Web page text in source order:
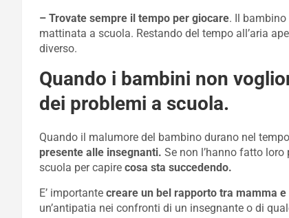
– Trovate sempre il tempo per giocare. Il
mattinata a scuola. Restando del tempo all’aria
diverso.
Quando i bambini non
dei problemi a scuola.
Quando il malumore del bambino durano nel
presente alle insegnanti. Se non l’hanno fatto
scuola per capire cosa sta succedendo.
E’ importante creare un bel rapporto tra mamma
un’antipatia nei confronti di un insegnante o di